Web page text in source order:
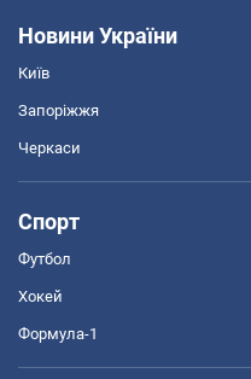
Новини України
Київ
Запоріжжя
Черкаси
Спорт
Футбол
Хокей
Формула-1